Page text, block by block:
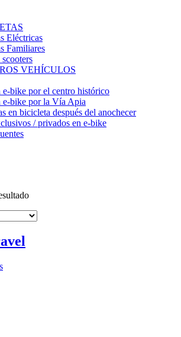
Eléctricas
Familiares
VEHÍCULOS
e‑bike por el centro histórico
e‑bike por la Vía Apia
en bicicleta después del anochecer
/ privados en e‑bike